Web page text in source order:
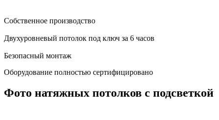
Собственное производство
Двухуровневый потолок под ключ за 6 часов
Безопасный монтаж
Оборудование полностью сертифицировано
Фото натяжных потолков с подсветкой